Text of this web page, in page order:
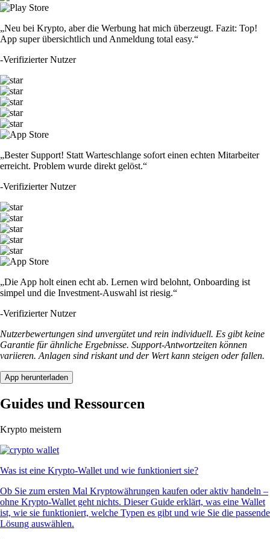
„Neu bei Krypto, aber die Werbung hat mich überzeugt. Fazit: Top!
App super übersichtlich und Anmeldung total easy.“
-Verifizierter Nutzer
„Bester Support! Statt Warteschlange sofort einen echten Mitarbeiter
erreicht. Problem wurde direkt gelöst.“
-Verifizierter Nutzer
„Die App holt einen echt ab. Lernen wird belohnt, Onboarding ist
simpel und die Investment-Auswahl ist riesig.“
-Verifizierter Nutzer
Nutzerbewertungen sind unvergütet und rein individuell. Es gibt keine
Garantie für ähnliche Ergebnisse. Support-Antwortzeiten können
variieren. Anlagen sind riskant und der Wert kann steigen oder fallen.
App herunterladen
Guides und Ressourcen
Krypto meistern
Was ist eine Krypto-Wallet und wie funktioniert sie?
Ob Sie zum ersten Mal Kryptowährungen kaufen oder aktiv handeln –
ohne Krypto-Wallet geht nichts. Dieser Guide erklärt, was eine Wallet
ist, wie sie funktioniert, welche Typen es gibt und wie Sie die passende
Lösung auswählen.